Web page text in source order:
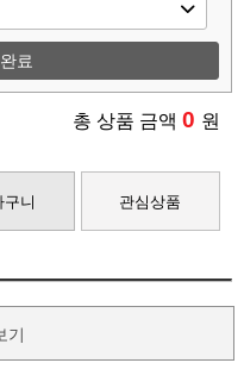
료
총 상품 금액 0 원
구니 관심상품
기